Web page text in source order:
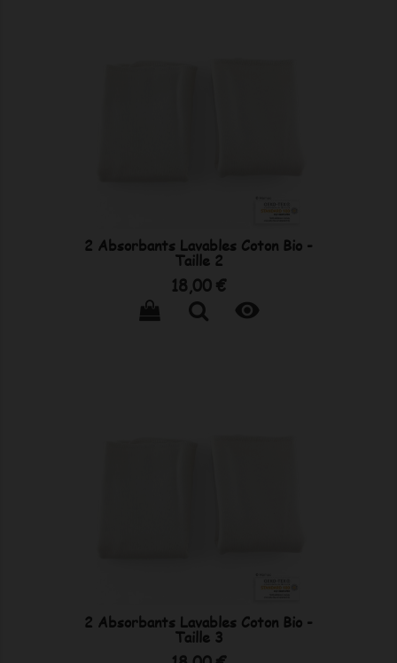
2 Absorbants Lavables Coton Bio -
Taille 2
Prix
18,00 €

2 Absorbants Lavables Coton Bio -
Taille 3